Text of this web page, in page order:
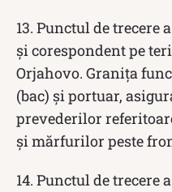
13. Punctul de trecere
și corespondent pe
Orjahovo. Granița
(bac) și portuar,
prevederilor
și mărfurilor peste
14. Punctul de trecere